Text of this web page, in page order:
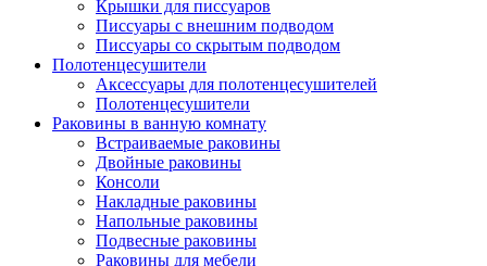
Крышки для писсуаров
Писсуары с внешним подводом
Писсуары со скрытым подводом
Полотенцесушители
Аксессуары для полотенцесушителей
Полотенцесушители
Раковины в ванную комнату
Встраиваемые раковины
Двойные раковины
Консоли
Накладные раковины
Напольные раковины
Подвесные раковины
Раковины для мебели